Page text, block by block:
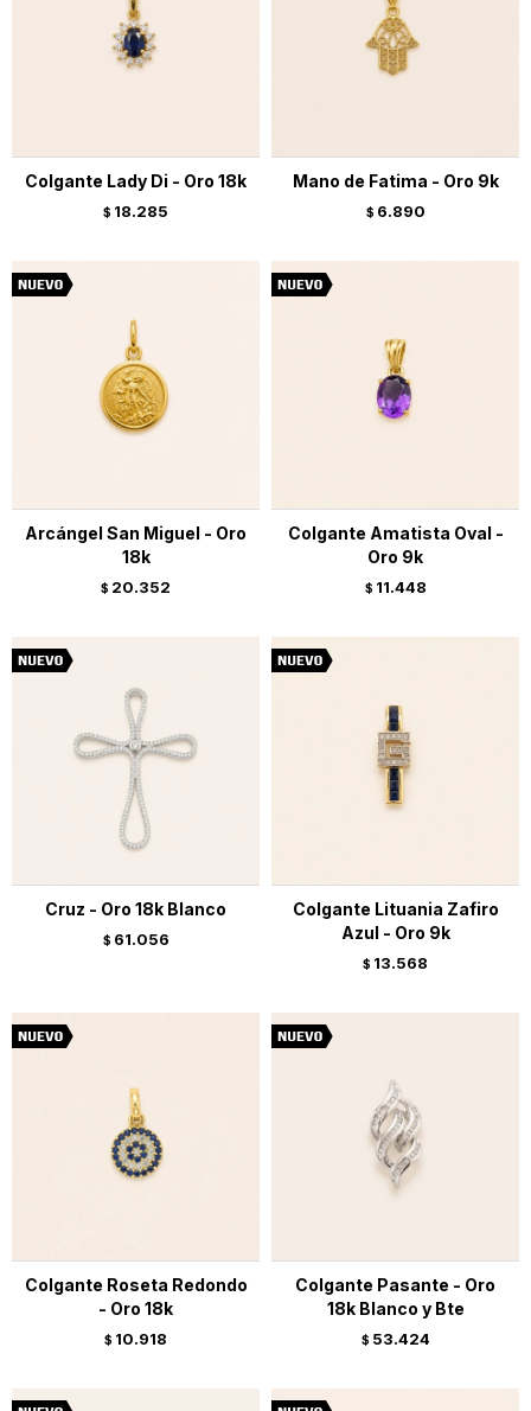
Colgante Lady Di - Oro 18k
$ 18.285
Mano de Fatima - Oro 9k
$ 6.890
Arcángel San Miguel - Oro
18k
$ 20.352
Colgante Amatista Oval -
Oro 9k
$ 11.448
Cruz - Oro 18k Blanco
$ 61.056
Colgante Lituania Zafiro
Azul - Oro 9k
$ 13.568
Colgante Roseta Redondo
- Oro 18k
$ 10.918
Colgante Pasante - Oro
18k Blanco y Bte
$ 53.424